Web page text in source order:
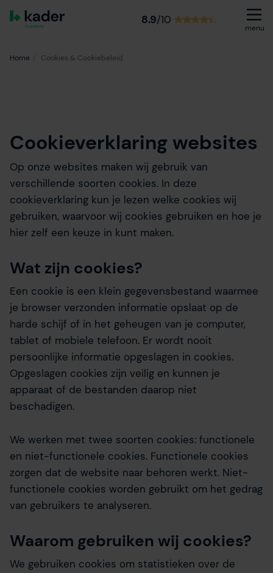
8.9/10
menu
Home Cookies & Cookiebeleid
Cookieverklaring websites
Op onze websites maken wij gebruik van
verschillende soorten cookies. In deze
cookieverklaring kun je lezen welke cookies wij
gebruiken, waarvoor wij cookies gebruiken en hoe je
hier zelf een keuze in kunt maken.
Wat zijn cookies?
Een cookie is een klein gegevensbestand waarmee
je browser verzonden informatie opslaat op de
harde schijf of in het geheugen van je computer,
tablet of mobiele telefoon. Er wordt nooit
persoonlijke informatie opgeslagen in cookies.
Opgeslagen cookies zijn veilig en kunnen je
apparaat of de bestanden daarop niet
beschadigen.
We werken met twee soorten cookies: functionele
en niet-functionele cookies. Functionele cookies
zorgen dat de website naar behoren werkt. Niet-
functionele cookies worden gebruikt om het gedrag
van gebruikers te analyseren.
Waarom gebruiken wij cookies?
We gebruiken cookies om statistieken over de